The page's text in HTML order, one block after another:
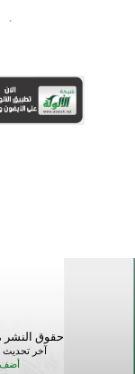
افتتاح تاريخي
أكبر مشروع إسلامي
اختتام منافسات
حقوق النشر محفوظة ©
آخر تحديث للشبكة
أضف